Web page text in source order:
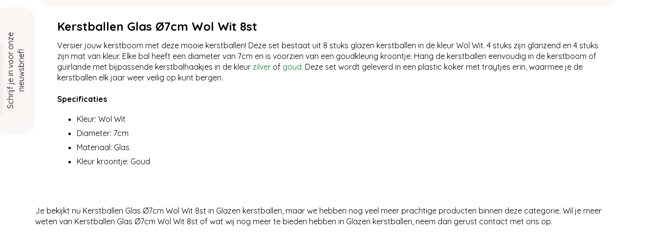
Kerstballen Glas Ø7cm Wol Wit 8st
Versier jouw kerstboom met deze mooie kerstballen! Deze set bestaat uit 8 stuks glazen kerstballen in de kleur Wol Wit. 4 stuks zijn glanzend en 4 stuks
zijn mat van kleur. Elke bal heeft een diameter van 7cm en is voorzien van een goudkleurig kroontje. Hang de kerstballen eenvoudig in de kerstboom of
guirlande met bijpassende kerstbalhaakjes in de kleur zilver of goud. Deze set wordt geleverd in een plastic koker met traytjes erin, waarmee je de
kerstballen elk jaar weer veilig op kunt bergen.
Specificaties
Kleur: Wol Wit
Diameter: 7cm
Materiaal: Glas
Kleur kroontje: Goud
Je bekijkt nu Kerstballen Glas Ø7cm Wol Wit 8st in Glazen kerstballen, maar we hebben nog veel meer prachtige producten binnen deze categorie. Wil je meer
weten van Kerstballen Glas Ø7cm Wol Wit 8st of wat wij nog meer te bieden hebben in Glazen kerstballen, neem dan gerust contact met ons op.
S
c
h
r
i
j
f
j
e
i
n
v
o
o
r
o
n
z
e
n
i
e
u
w
s
b
r
i
e
f!